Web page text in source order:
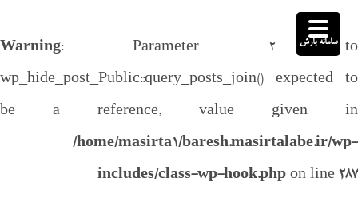
Warning: Parameter 2 to
wp_hide_post_Public::query_posts_join() expected to
be a reference, value given in
/home/masirta1/baresh.masirtalabe.ir/wp-
includes/class-wp-hook.php on line 287
سامانه بارش